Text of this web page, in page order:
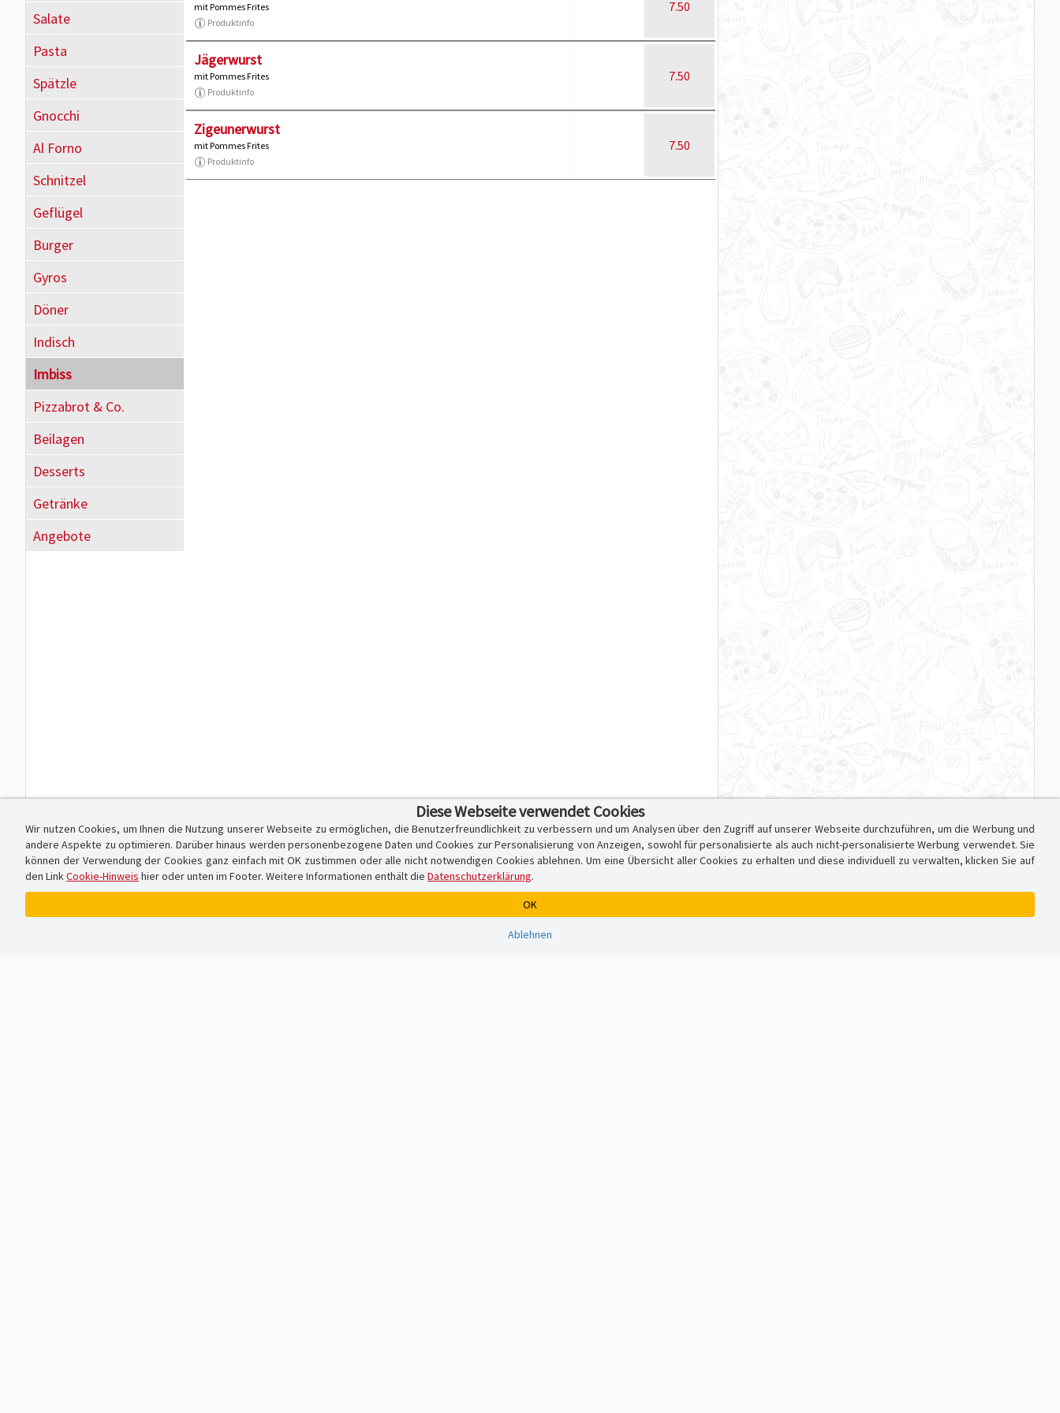
Salate
Pasta
Spätzle
Gnocchi
Al Forno
Schnitzel
Geflügel
Burger
Gyros
Döner
Indisch
Imbiss
Pizzabrot & Co.
Beilagen
Desserts
Getränke
Angebote
mit Pommes Frites
Produktinfo
7.50
Jägerwurst
mit Pommes Frites
Produktinfo
7.50
Zigeunerwurst
mit Pommes Frites
Produktinfo
7.50
Diese Webseite verwendet Cookies
Wir nutzen Cookies, um Ihnen die Nutzung unserer Webseite zu ermöglichen, die Benutzerfreundlichkeit zu verbessern und um Analysen über den Zugriff auf unserer Webseite durchzuführen, um die Werbung und
andere Aspekte zu optimieren. Darüber hinaus werden personenbezogene Daten und Cookies zur Personalisierung von Anzeigen, sowohl für personalisierte als auch nicht-personalisierte Werbung verwendet. Sie
können der Verwendung der Cookies ganz einfach mit OK zustimmen oder alle nicht notwendigen Cookies ablehnen. Um eine Übersicht aller Cookies zu erhalten und diese individuell zu verwalten, klicken Sie auf
den LinkCookie-Hinweis hier oder unten im Footer. Weitere Informationen enthält die Datenschutzerklärung.
OK
Ablehnen